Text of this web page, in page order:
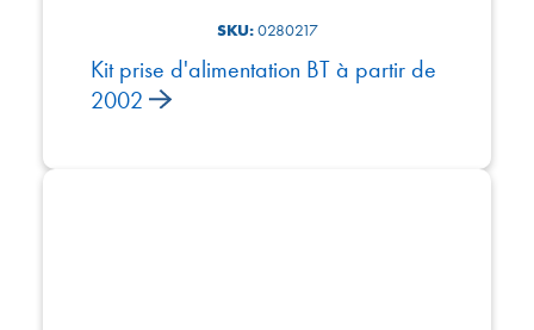
SKU:0280217
Kit prise d'alimentation BT à partir de
2002